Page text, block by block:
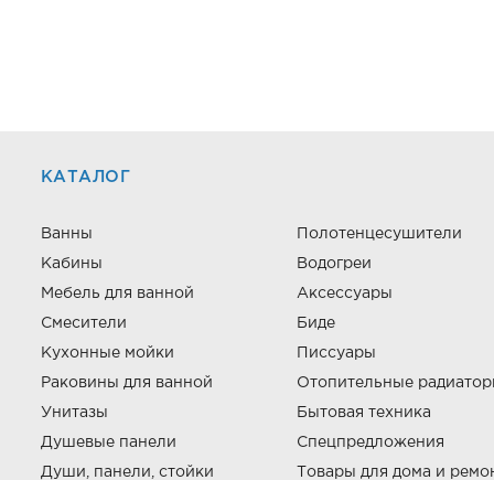
КАТАЛОГ
Ванны
Кабины
Мебель для ванной
Смесители
Кухонные мойки
Раковины для ванной
Унитазы
Душевые панели
Души, панели, стойки
Полотенцесушители
Водогреи
Аксессуары
Биде
Писсуары
Отопительные
Бытовая техника
Спецпредложения
Товары для дома и